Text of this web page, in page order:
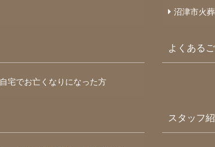
沼津市火
自宅でお亡くなりになった方
よくある
スタッフ